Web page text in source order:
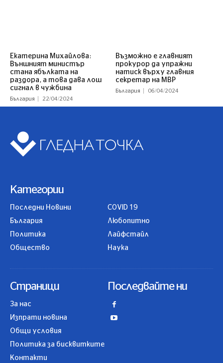
Екатерина Михайлова:
Външният министър
стана ябълката на
раздора, а това дава лош
сигнал в чужбина
България 22/04/2024
Възможно е главният
прокурор да упражни
натиск върху главния
секретар на МВР
България 06/04/2024
Категории
Последни Новини
България
Политика
Общество
COVID 19
Любопитно
Лайфстайл
Наука
Страници
За нас
Изпрати новина
Общи условия
Политика за бисквитките
Контакти
Последвайте ни